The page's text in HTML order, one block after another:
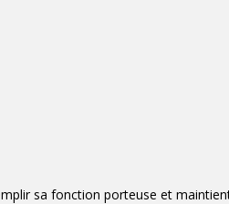
sa fonction porteuse et